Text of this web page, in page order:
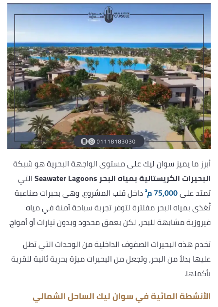
أبرز ما يميز سوان ليك على مستوى الواجهة البحرية هو شبكة
البحيرات الكريستالية بمياه البحر Seawater Lagoons
التي
تمتد على75,000 م²
داخل قلب المشروع، وهي بحيرات صناعية
تُغذى بمياه البحر مفلترة لتوفر تجربة سباحة آمنة في مياه
فيروزية مشابهة للبحر، لكن بعمق محدود وبدون تيارات أو أمواج.
تخدم هذه البحيرات الصفوف الداخلية من الوحدات التي تطل
عليها بدلاً من البحر، وتجعل من البحيرات ميزة بحرية ثانية للقرية
بأكملها.
الأنشطة المائية في سوان ليك الساحل الشمالي